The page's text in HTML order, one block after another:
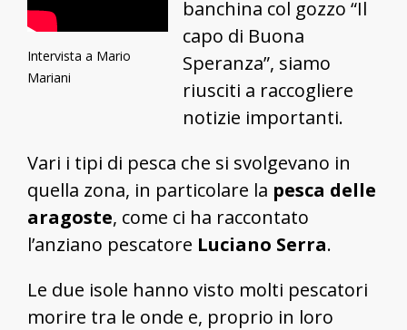
Intervista a Mario
Mariani
banchina col gozzo “Il
capo di Buona
Speranza”, siamo
riusciti a raccogliere
notizie importanti.
Vari i tipi di pesca che si svolgevano in
quella zona, in particolare la pesca delle
aragoste, come ci ha raccontato
l’anziano pescatore Luciano Serra.
Le due isole hanno visto molti pescatori
morire tra le onde e, proprio in loro